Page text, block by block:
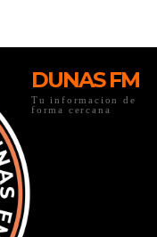
DUNAS FM
Tu informacion de
forma cercana